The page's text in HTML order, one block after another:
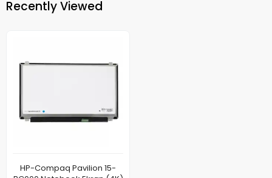
Recently Viewed
HP-Compaq Pavilion 15-